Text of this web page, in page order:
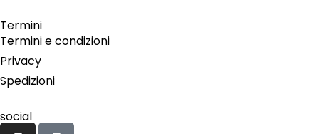
Termini
Termini e condizioni
Privacy
Spedizioni
social